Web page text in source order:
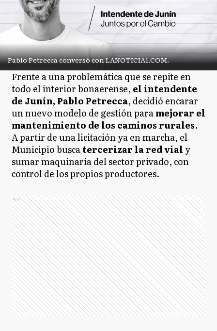
Pablo Petrecca conversó con LANOTICIA1.COM.
Frente a una problemática que se repite en
todo el interior bonaerense, el intendente
de Junín, Pablo Petrecca, decidió encarar
un nuevo modelo de gestión paramejorar el
mantenimiento de los caminos rurales.
A partir de una licitación ya en marcha, el
Municipio buscatercerizar la red vial y
sumar maquinaria del sector privado, con
control de los propios productores.
Ads